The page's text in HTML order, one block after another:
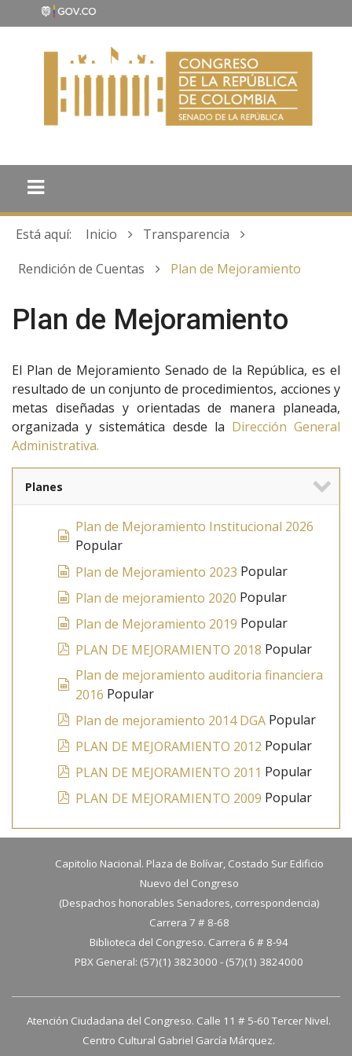
Está aquí: Inicio
Transparencia
Rendición de Cuentas
Plan de Mejoramiento
Plan de Mejoramiento
El Plan de Mejoramiento Senado de la República, es el
resultado de un conjunto de procedimientos, acciones y
metas diseñadas y orientadas de manera planeada,
organizada y sistemática desde la Dirección General
Administrativa.
Planes
spreadsheet
Plan de Mejoramiento Institucional 2026
Popular
spreadsheet
Plan de Mejoramiento 2023 Popular
spreadsheet
Plan de mejoramiento 2020 Popular
spreadsheet
Plan de Mejoramiento 2019 Popular
pdf
PLAN DE MEJORAMIENTO 2018 Popular
spreadsheet
Plan de mejoramiento auditoria financiera
2016 Popular
pdf
Plan de mejoramiento 2014 DGA Popular
pdf
PLAN DE MEJORAMIENTO 2012 Popular
pdf
PLAN DE MEJORAMIENTO 2011 Popular
pdf
PLAN DE MEJORAMIENTO 2009 Popular
Capitolio Nacional. Plaza de Bolívar, Costado Sur Edificio
Nuevo del Congreso
(Despachos honorables Senadores, correspondencia)
Carrera 7 # 8-68
Biblioteca del Congreso. Carrera 6 # 8-94
PBX General: (57)(1) 3823000 - (57)(1) 3824000
Atención Ciudadana del Congreso. Calle 11 # 5-60 Tercer Nivel.
Centro Cultural Gabriel García Márquez.